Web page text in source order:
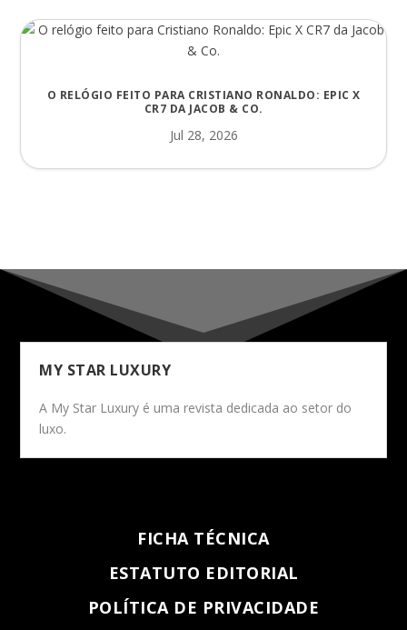
O RELÓGIO FEITO PARA CRISTIANO RONALDO: EPIC X
CR7 DA JACOB & CO.
Jul 28, 2026
MY STAR LUXURY
A My Star Luxury é uma revista dedicada ao setor do
luxo.
FICHA TÉCNICA
ESTATUTO EDITORIAL
POLÍTICA DE PRIVACIDADE